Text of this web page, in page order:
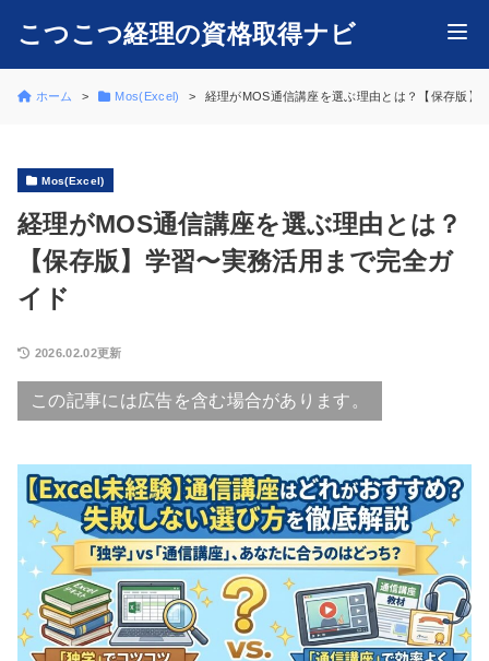
こつこつ経理の資格取得ナビ
ホーム Mos(Excel) 経理がMOS通信講座を選ぶ理由とは？【保存版】
Mos(Excel)
経理がMOS通信講座を選ぶ理由とは？
【保存版】学習〜実務活用まで完全ガ
イド
2026.02.02更新
この記事には広告を含む場合があります。